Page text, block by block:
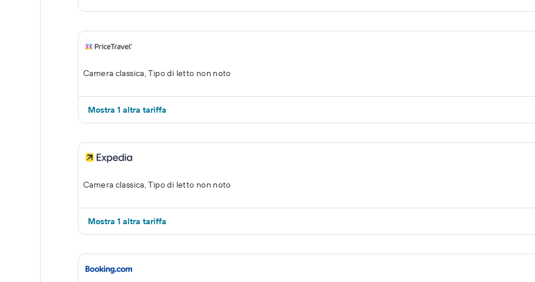
Camera classica, Tipo di letto non noto
Mostra 1 altra tariffa
Camera classica, Tipo di letto non noto
Mostra 1 altra tariffa